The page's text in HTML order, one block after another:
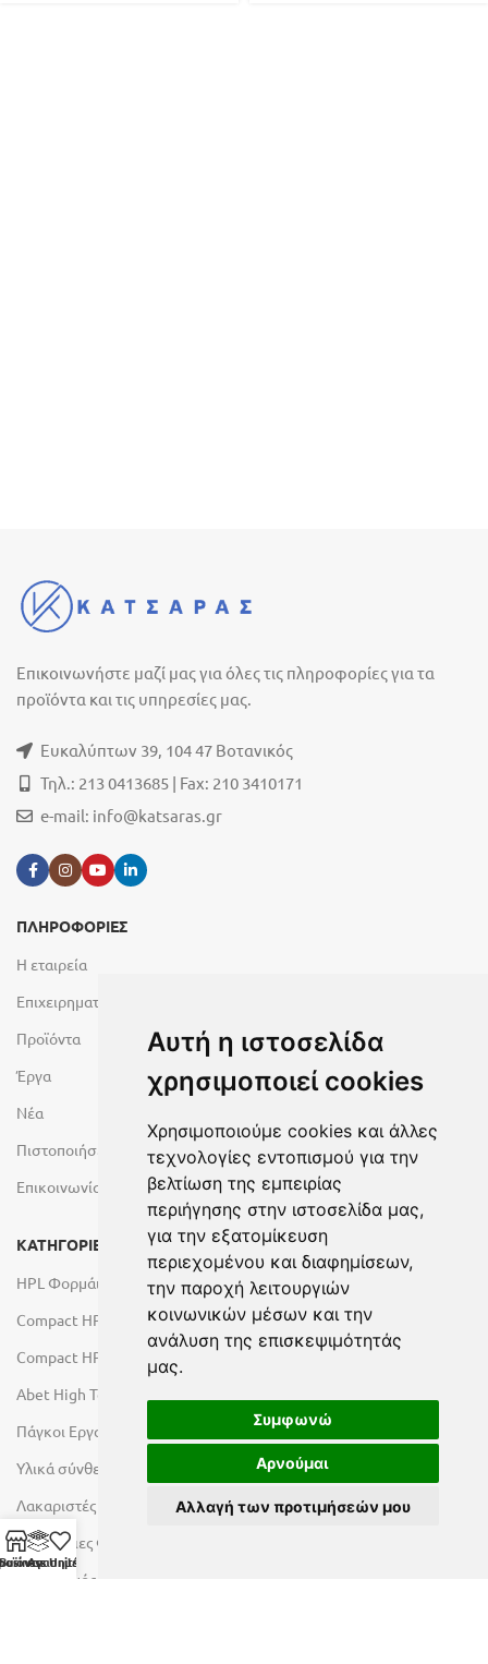
Αυτή η ιστοσελίδα
χρησιμοποιεί cookies
Χρησιμοποιούμε cookies και άλλες
τεχνολογίες εντοπισμού για την
βελτίωση της εμπειρίας
περιήγησης στην ιστοσελίδα μας,
για την εξατομίκευση
περιεχομένου και διαφημίσεων,
την παροχή λειτουργιών
κοινωνικών μέσων και την
ανάλυση της επισκεψιμότητάς
μας.
Συμφωνώ
Αρνούμαι
Αλλαγή των προτιμήσεών μου
Επικοινωνήστε μαζί μας για όλες τις πληροφορίες για τα
προϊόντα και τις υπηρεσίες μας.
Ευκαλύπτων 39, 104 47 Βοτανικός
Τηλ.: 213 0413685 | Fax: 210 3410171
e-mail: info@katsaras.gr
ΠΛΗΡΟΦΟΡΙΕΣ
Η εταιρεία
Επιχειρηματικές Μονάδες
Προϊόντα
Έργα
Νέα
Πιστοποιήσεις
Επικοινωνία
ΚΑΤΗΓΟΡΙΕΣ
HPL Φορμάικες
Compact HPL Εσωτερικού Χώρου
Compact HPL Εξωτερικού Χώρου
Abet High Tech Solutions
Πάγκοι Εργασίας Duropal
Υλικά σύνθεσης πόρτας
Λακαριστές επιφάνειες Primeboard
Επιφάνειες Φυσικών Πετρωμάτων
Εξοπλισμός Υγρών Χώρων
Units
Αγαπημένα